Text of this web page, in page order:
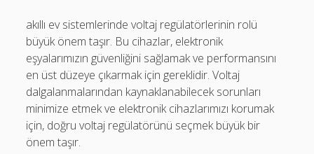
akıllı ev sistemlerinde voltaj regülatörlerinin rolü
büyük önem taşır. Bu cihazlar, elektronik
eşyalarımızın güvenliğini sağlamak ve performansını
en üst düzeye çıkarmak için gereklidir. Voltaj
dalgalanmalarından kaynaklanabilecek sorunları
minimize etmek ve elektronik cihazlarımızı korumak
için, doğru voltaj regülatörünü seçmek büyük bir
önem taşır.